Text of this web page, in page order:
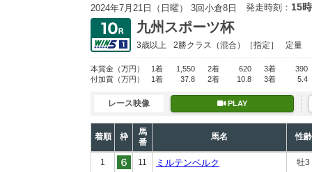
2024年7月21日（日曜） 3回小倉8日 発走時刻： 15
九州スポーツ杯
3歳以上 2勝クラス （混合）［指定］ 定量
本賞金 （万円） 1着 1,550 2着 620 3着
390
付加賞 （万円） 1着 37.8 2着 10.8 3着 5.4
レース映像 PLAY
着順 枠
馬
番
馬名 性齢
1 11 ミルテンベルク 牡3